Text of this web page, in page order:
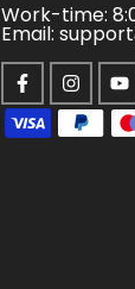
Work-time:
Email: